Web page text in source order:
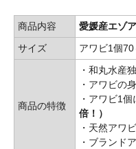
商品内容
愛媛産エゾ
サイズ
アワビ1個
商品の特徴
・和丸水産
・アワビの
・アワビ1
倍！）
・天然アワ
・ブランド